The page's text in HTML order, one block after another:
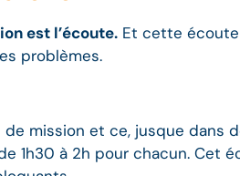
est l’écoute. Et cette
problèmes.
mission et ce, jusque dans
1h30 à 2h pour chacun. Cet